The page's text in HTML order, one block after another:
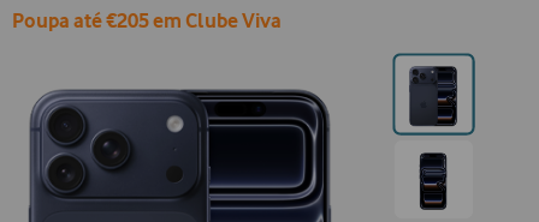
Poupa até €205 em Clube Viva
Ir
para
posição0
Ir